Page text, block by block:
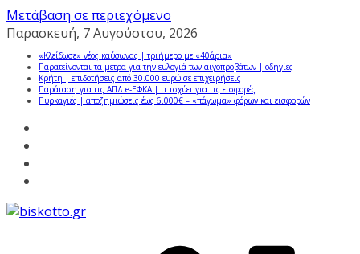
Μετάβαση σε περιεχόμενο
Παρασκευή, 7 Αυγούστου, 2026
«Κλείδωσε» νέος καύσωνας | τριήμερο με «40άρια»
Παρατείνονται τα μέτρα για την ευλογιά των αιγοπροβάτων | οδηγίες
Κρήτη | επιδοτήσεις από 30.000 ευρώ σε επιχειρήσεις
Παράταση για τις ΑΠΔ e-ΕΦΚΑ | τι ισχύει για τις εισφορές
Πυρκαγιές | αποζημιώσεις έως 6.000€ – «πάγωμα» φόρων και εισφορών